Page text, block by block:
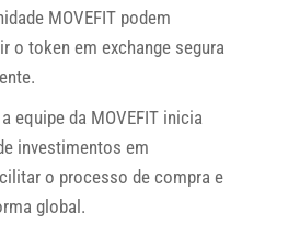
MOVEFIT podem
o token em exchange segura
equipe da MOVEFIT inicia
investimentos em
o processo de compra e
global.